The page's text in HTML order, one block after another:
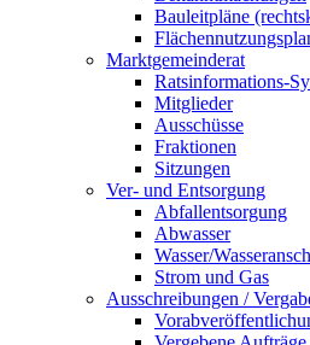
Bauleitpläne
Marktgemeinderat
Ratsinformations-
Mitglieder
Ausschüsse
Fraktionen
Sitzungen
Ver- und Entsorgung
Abfallentsorgung
Abwasser
Wasser/
Strom und Gas
Ausschreibungen /